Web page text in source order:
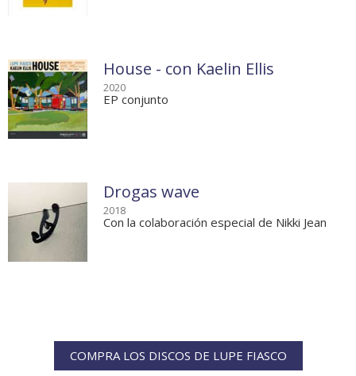
House - con Kaelin Ellis
2020
EP conjunto
Drogas wave
2018
Con la colaboración especial de Nikki Jean
COMPRA LOS DISCOS DE LUPE FIASCO